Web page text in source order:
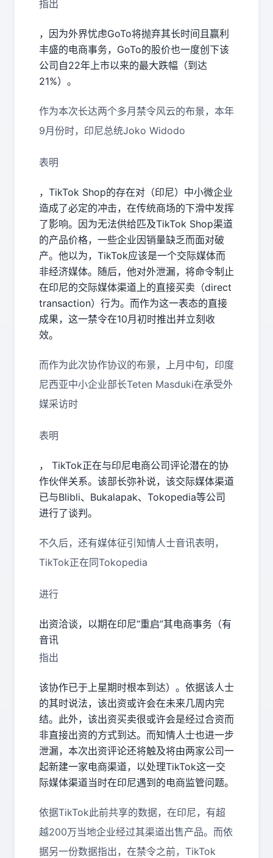
指出
，因为外界忧虑GoTo将抛弃其长时间且赢利
丰盛的电商事务，GoTo的股价也一度创下该
公司自22年上市以来的最大跌幅（到达
21%）。
作为本次长达两个多月禁令风云的布景，本年
9月份时，印尼总统Joko Widodo
表明
，TikTok Shop的存在对（印尼）中小微企业
造成了必定的冲击，在传统商场的下滑中发挥
了影响。因为无法供给匹及TikTok Shop渠道
的产品价格，一些企业因销量缺乏而面对破
产。他以为，TikTok应该是一个交际媒体而
非经济媒体。随后，他对外泄漏，将命令制止
在印尼的交际媒体渠道上的直接买卖（direct
transaction）行为。而作为这一表态的直接
成果，这一禁令在10月初时推出并立刻收
效。
而作为此次协作协议的布景，上月中旬，印度
尼西亚中小企业部长Teten Masduki在承受外
媒采访时
表明
， TikTok正在与印尼电商公司评论潜在的协
作伙伴关系。该部长弥补说，该交际媒体渠道
已与Blibli、Bukalapak、Tokopedia等公司
进行了谈判。
不久后，还有媒体征引知情人士音讯表明，
TikTok正在同Tokopedia
进行
出资洽谈，以期在印尼“重启”其电商事务（有
音讯
指出
该协作已于上星期时根本到达）。依据该人士
的其时说法，该出资或许会在未来几周内完
结。此外，该出资买卖很或许会是经过合资而
非直接出资的方式到达。而知情人士也进一步
泄漏，本次出资评论还将触及将由两家公司一
起新建一家电商渠道，以处理TikTok这一交
际媒体渠道当时在印尼遇到的电商监管问题。
依据TikTok此前共享的数据，在印尼，有超
越200万当地企业经过其渠道出售产品。而依
据另一份数据指出，在禁令之前，TikTok